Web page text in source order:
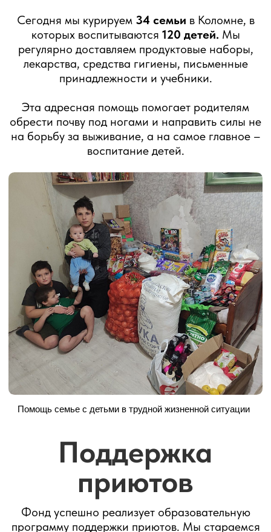
Так, в ушедшем году Саша (17 лет) из приюта
«Луч надежды» стал учащимся колледжа по
специальности «Банковское дело», а Ваня (15
лет) из приюта Евфросинии Московской сейчас
готовится к экзаменам в военно-медицинскую
академию.
10 лет приюту
Димитрия
Донского
В октябре 2025 года приюту Димитрия
Донского исполнилось 10 лет. Это событие
стало поводом для того, чтобы собраться всем
вместе и вспомнить, с чего все начиналось.
Основатель приюта Вадим Маркин показал
гостям праздника старые фотографии,
рассказал историю открытия приюта. Сейчас
приют Димитрия Донского – это просторный
За время своего существования приют стал
временным домом для сотен детей. Многие из
этих ребят уже давно выросли, но продолжают
приезжать в гости. Это очень показательно:
приют действительно стал для них местом, о
котором они вспоминают с теплом, в который